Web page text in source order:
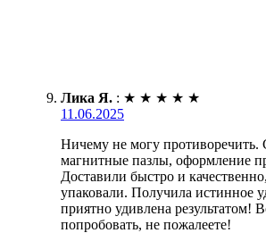
Лика Я. : ★ ★ ★ ★ ★
11.06.2025
Ничему не могу противоречить.
магнитные пазлы, оформление
Доставили быстро и
упаковали. Получила истинное
приятно удивлена результатом!
попробовать, не пожалеете!